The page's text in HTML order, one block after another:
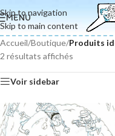
Skip to navigation
Skip to main content
MENU
Accueil/Boutique/Produits
2 résultats affichés
Voir sidebar